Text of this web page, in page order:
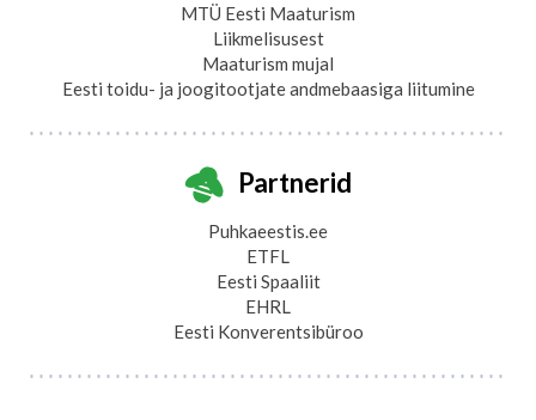
MTÜ Eesti Maaturism
Liikmelisusest
Maaturism mujal
Eesti toidu- ja joogitootjate andmebaasiga liitumine
Partnerid
Puhkaeestis.ee
ETFL
Eesti Spaaliit
EHRL
Eesti Konverentsibüroo